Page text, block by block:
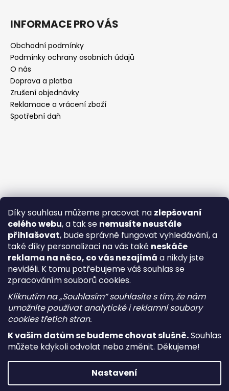
Díky souhlasu můžeme pracovat na zlepšovaní
celého webu, a tak se nemusíte neustále
přihlašovat, bude správně fungovat vyhledávání, a
také díky personalizaci na vás také neskáče
reklama na něco, co vás nezajímá a nikdy jste
neviděli. K tomu potřebujeme váš souhlas se
zpracováním souborů cookies.
Kliknutím na „Souhlasím“ souhlasíte s tím, že nám
umožníte používat analytické i reklamní soubory
cookies třetích stran.
K vašim datům se budeme chovat slušně.Souhlas
můžete kdykoli odvolat nebo změnit. Děkujeme!
Nastavení
INFORMACE PRO VÁS
Obchodní podmínky
Podmínky ochrany osobních údajů
O nás
Doprava a platba
Zrušení objednávky
Reklamace a vrácení zboží
Spotřební daň
Vytvořil Shoptet
Copyright 2026i-vape. Všechna práva vyhrazena.Upravit